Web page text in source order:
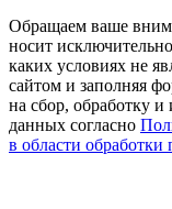
Обращаем ваше
носит
каких условиях не
сайтом и заполняя
на сбор, обработку
данных согласно
в области